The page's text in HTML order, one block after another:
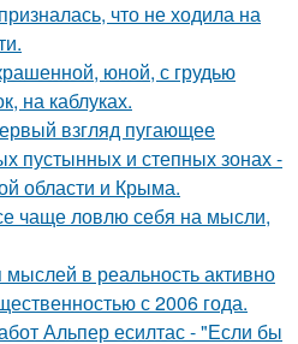
что не ходила на
юной, с грудью
на каблуках.
взгляд пугающее
пустынных и степных зонах -
области и Крыма.
чаще ловлю себя на мысли,
в реальность активно
с 2006 года.
Альпер есилтас - "Если бы